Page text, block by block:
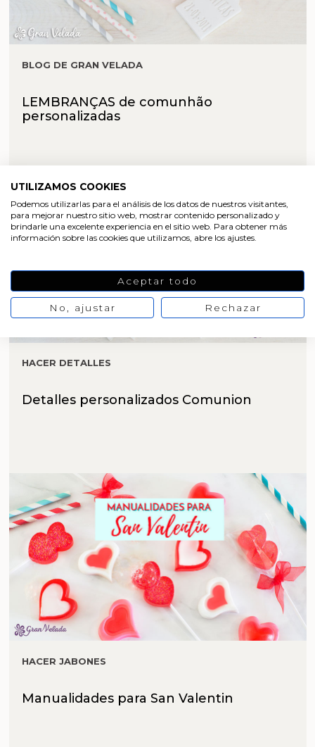
BLOG DE GRAN VELADA
LEMBRANÇAS de comunhão
personalizadas
HACER DETALLES
Detalles personalizados Comunion
HACER JABONES
Manualidades para San Valentin
UTILIZAMOS COOKIES
Podemos utilizarlas para el análisis de los datos de nuestros visitantes,
para mejorar nuestro sitio web, mostrar contenido personalizado y
brindarle una excelente experiencia en el sitio web. Para obtener más
información sobre las cookies que utilizamos, abre los ajustes.
Aceptar todo
No, ajustar Rechazar